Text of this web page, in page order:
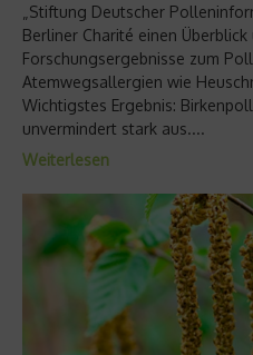
„Stiftung Deutscher
Berliner Charité einen
Forschungsergebnisse zum
Atemwegsallergien wie
Wichtigstes Ergebnis:
unvermindert stark aus....
Weiterlesen